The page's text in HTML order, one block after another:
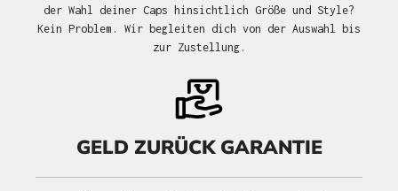
der Wahl deiner Caps hinsichtlich Größe und Style?
Kein Problem. Wir begleiten dich von der Auswahl bis
zur Zustellung.
GELD ZURÜCK GARANTIE